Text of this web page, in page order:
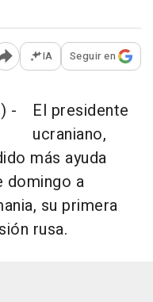
Abrir opciones para
IA Seguir en
-
El presidente
ucraniano,
más ayuda
domingo a
su primera
rusa.